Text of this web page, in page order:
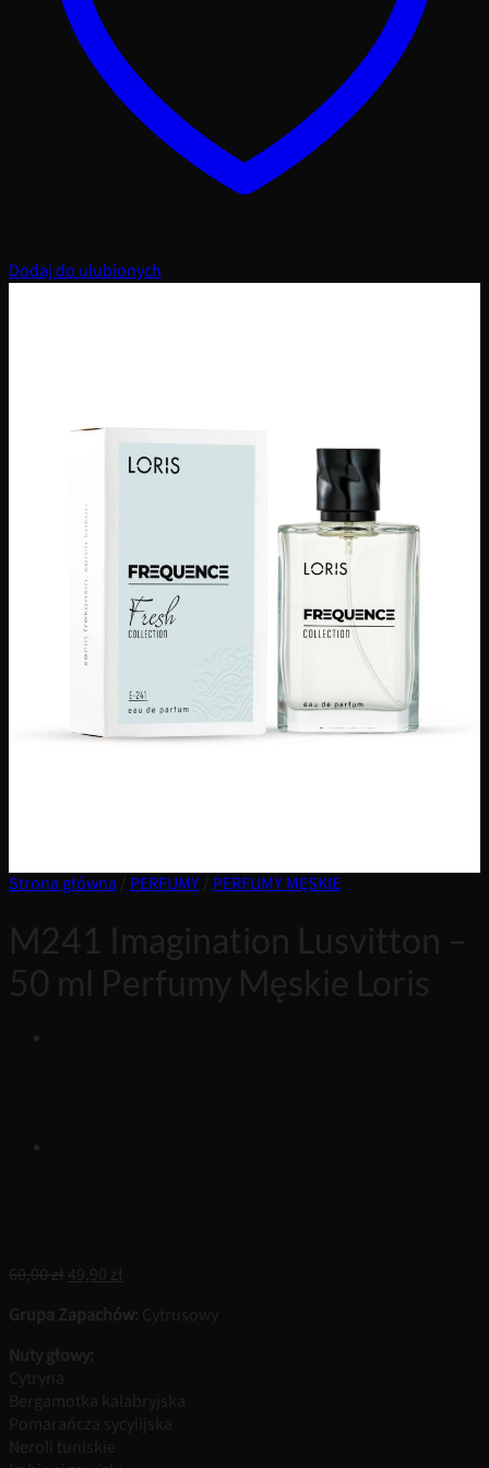
Dodaj do ulubionych
Strona główna PERFUMY PERFUMY MĘSKIE
M241 Imagination Lusvitton –
50 ml Perfumy Męskie Loris
60,00zł Pierwotna
wynosiła:
49,90 zł
wynosi:
Grupa Zapachów: Cytrusowy
Nuty głowy:
Cytryna
Bergamotka kalabryjska
Pomarańcza sycylijska
Neroli tuniskie